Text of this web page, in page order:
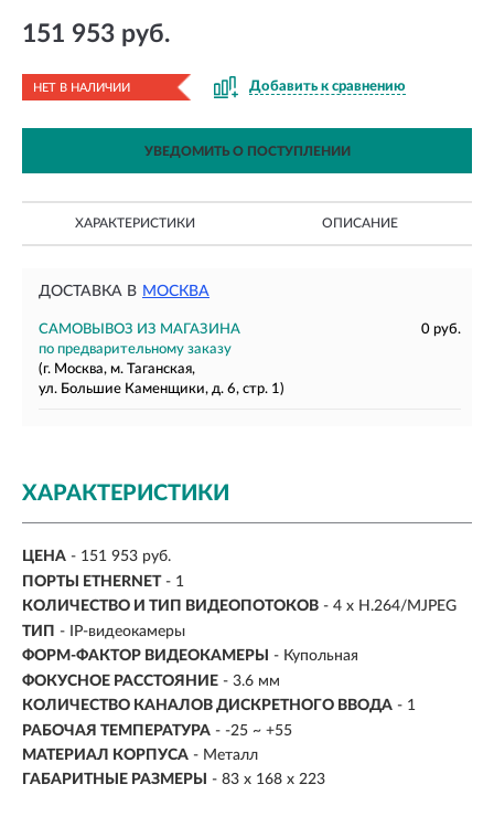
151 953 руб.
НЕТ В НАЛИЧИИ Добавить к сравнению
УВЕДОМИТЬ О ПОСТУПЛЕНИИ
ХАРАКТЕРИСТИКИ ОПИСАНИЕ
ДОСТАВКА В МОСКВА
САМОВЫВОЗ ИЗ МАГАЗИНА
0 руб.
по предварительному заказу
(г. Москва, м. Таганская,
ул. Большие Каменщики, д. 6, стр. 1)
ХАРАКТЕРИСТИКИ
ЦЕНА - 151 953 руб.
ПОРТЫ ETHERNET - 1
КОЛИЧЕСТВО И ТИП ВИДЕОПОТОКОВ - 4 x H.264/MJPEG
ТИП - IP-видеокамеры
ФОРМ-ФАКТОР ВИДЕОКАМЕРЫ
- Купольная
ФОКУСНОЕ РАССТОЯНИЕ - 3.6 мм
КОЛИЧЕСТВО КАНАЛОВ ДИСКРЕТНОГО ВВОДА - 1
РАБОЧАЯ ТЕМПЕРАТУРА - -25 ~ +55
МАТЕРИАЛ КОРПУСА - Металл
ГАБАРИТНЫЕ РАЗМЕРЫ
- 83 x 168 x 223